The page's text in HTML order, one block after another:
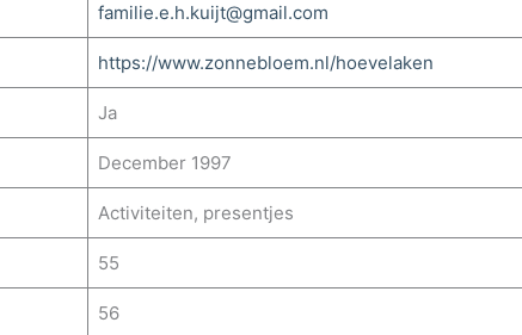
familie.e.h.kuijt@gmail.com
https://www.zonnebloem.nl/hoevelaken
Ja
December 1997
Activiteiten, presentjes
55
56